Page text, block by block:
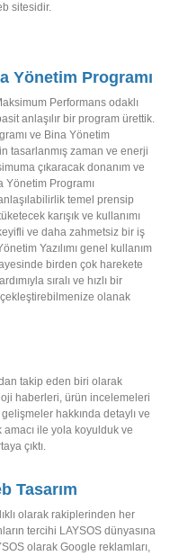
sitesidir.
Yönetim Programı
Performans odaklı
anlaşılır bir program ürettik.
ve Bina Yönetim
tasarlanmış zaman ve enerji
çıkaracak donanım ve
Yönetim Programı
temel prensip
karışık ve kullanımı
ve daha zahmetsiz bir iş
Yazılımı genel kullanım
birden çok harekete
sıralı ve hızlı bir
olanak
takip eden biri olarak
haberleri, ürün incelemeleri
hakkında detaylı ve
ile yola koyulduk ve
çıktı.
Tasarım
olarak rakiplerinden her
tercihi LAYSOS dünyasına
olarak Google reklamları,